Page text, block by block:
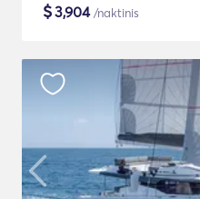
$3,904/naktinis